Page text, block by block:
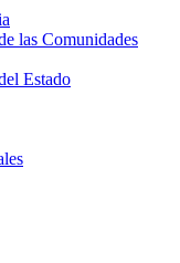
las Comunidades
Estado